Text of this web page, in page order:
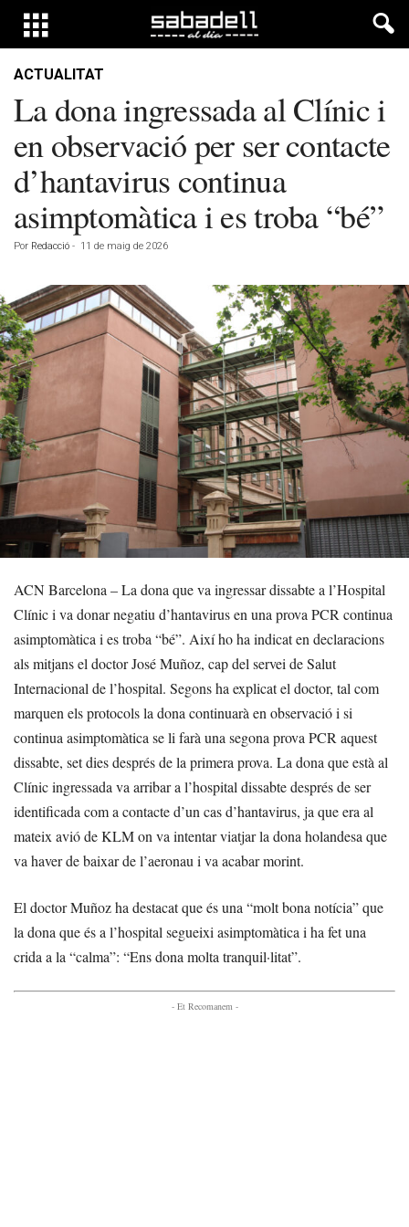
ACTUALITAT
La dona ingressada al Clínic i
en observació per ser contacte
d’hantavirus continua
asimptomàtica i es troba “bé”
Por Redacció - 11 de maig de 2026
ACN Barcelona – La dona que va ingressar dissabte a l’Hospital
Clínic i va donar negatiu d’hantavirus en una prova PCR continua
asimptomàtica i es troba “bé”. Així ho ha indicat en declaracions
als mitjans el doctor José Muñoz, cap del servei de Salut
Internacional de l’hospital. Segons ha explicat el doctor, tal com
marquen els protocols la dona continuarà en observació i si
continua asimptomàtica se li farà una segona prova PCR aquest
dissabte, set dies després de la primera prova. La dona que està al
Clínic ingressada va arribar a l’hospital dissabte després de ser
identificada com a contacte d’un cas d’hantavirus, ja que era al
mateix avió de KLM on va intentar viatjar la dona holandesa que
va haver de baixar de l’aeronau i va acabar morint.
El doctor Muñoz ha destacat que és una “molt bona notícia” que
la dona que és a l’hospital segueixi asimptomàtica i ha fet una
crida a la “calma”: “Ens dona molta tranquil·litat”.
- Et Recomanem -